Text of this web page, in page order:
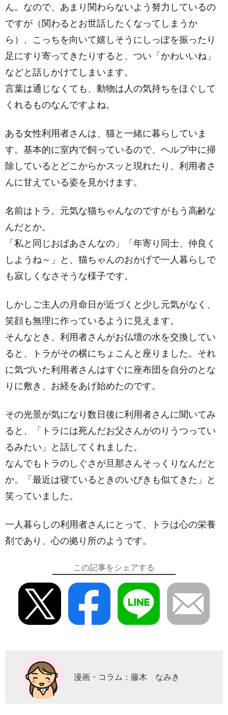
ん。なので、あまり関わらないよう努力しているの
ですが（関わるとお世話したくなってしまうか
ら）、こっちを向いて嬉しそうにしっぽを振ったり
足にすり寄ってきたりすると、つい「かわいいね」
などと話しかけてしまいます。
言葉は通じなくても、動物は人の気持ちをほぐして
くれるものなんですよね。
ある女性利用者さんは、猫と一緒に暮らしていま
す。基本的に室内で飼っているので、ヘルプ中に掃
除しているとどこからかスッと現れたり、利用者さ
んに甘えている姿を見かけます。
名前はトラ。元気な猫ちゃんなのですがもう高齢な
んだとか。
「私と同じおばあさんなの」「年寄り同士、仲良く
しようね～」と、猫ちゃんのおかげで一人暮らしで
も寂しくなさそうな様子です。
しかしご主人の月命日が近づくと少し元気がなく、
笑顔も無理に作っているように見えます。
そんなとき、利用者さんがお仏壇の水を交換してい
ると、トラがその横にちょこんと座りました。それ
に気づいた利用者さんはすぐに座布団を自分のとな
りに敷き、お経をあげ始めたのです。
その光景が気になり数日後に利用者さんに聞いてみ
ると、「トラには死んだお父さんがのりうつってい
るみたい」と話してくれました。
なんでもトラのしぐさが旦那さんそっくりなんだと
か。「最近は寝ているときのいびきも似てきた」と
笑っていました。
一人暮らしの利用者さんにとって、トラは心の栄養
剤であり、心の拠り所のようです。
この記事をシェアする
漫画・コラム：藤木 なみき